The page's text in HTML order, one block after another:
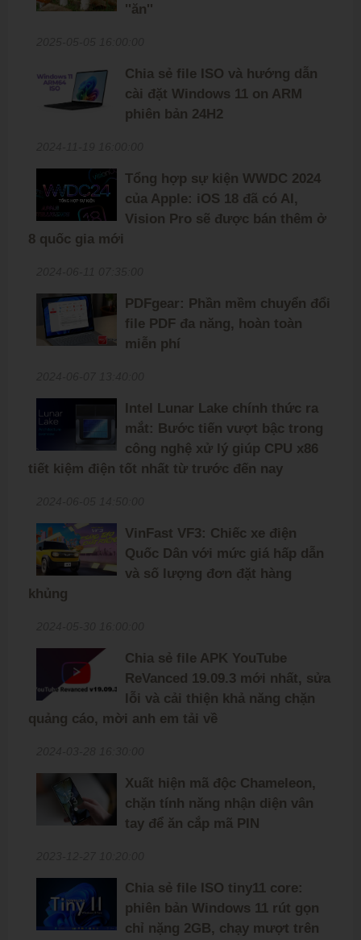
''ăn''
Chia sẻ file ISO và hướng dẫn
cài đặt Windows 11 on ARM
phiên bản 24H2
Tổng hợp sự kiện WWDC 2024
của Apple: iOS 18 đã có AI,
Vision Pro sẽ được bán thêm ở
8 quốc gia mới
PDFgear: Phần mềm chuyển đổi
file PDF đa năng, hoàn toàn
miễn phí
Intel Lunar Lake chính thức ra
mắt: Bước tiến vượt bậc trong
công nghệ xử lý giúp CPU x86
tiết kiệm điện tốt nhất từ trước đến nay
VinFast VF3: Chiếc xe điện
Quốc Dân với mức giá hấp dẫn
và số lượng đơn đặt hàng
khủng
Chia sẻ file APK YouTube
ReVanced 19.09.3 mới nhất, sửa
lỗi và cải thiện khả năng chặn
quảng cáo, mời anh em tải về
Xuất hiện mã độc Chameleon,
chặn tính năng nhận diện vân
tay để ăn cắp mã PIN
Chia sẻ file ISO tiny11 core:
phiên bản Windows 11 rút gọn
chỉ nặng 2GB, chạy mượt trên